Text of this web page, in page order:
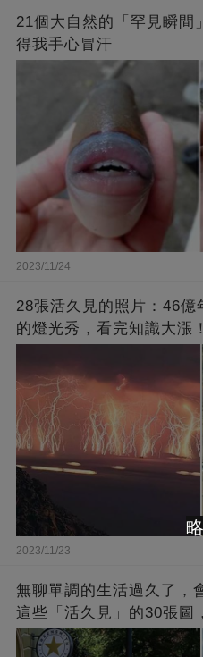
21個大自然的「罕見瞬間
得我手心冒汗
2023/11/24
28張活久見的照片：46
的燈光秀，看完知識大漲！
2023/11/23
無聊單調的生活過久了，
這些「活久見」的30張圖